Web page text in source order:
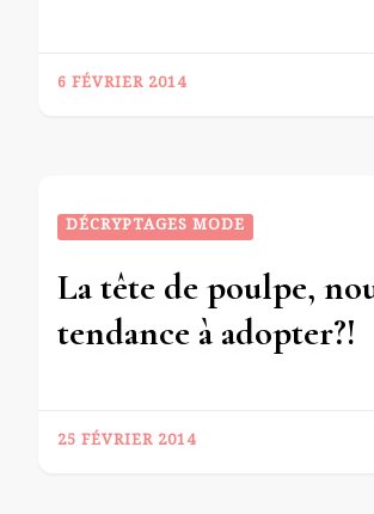
6 FÉVRIER 2014
DÉCRYPTAGES MODE
La tête de poulpe,
tendance à adopter?!
25 FÉVRIER 2014